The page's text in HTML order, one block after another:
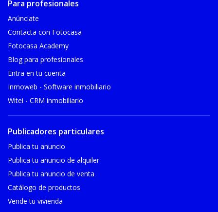
Para profesionales
Anúnciate
Contacta con Fotocasa
Fotocasa Academy
Blog para profesionales
Entra en tu cuenta
Inmoweb - Software inmobiliario
Witei - CRM inmobiliario
Publicadores particulares
Publica tu anuncio
Publica tu anuncio de alquiler
Publica tu anuncio de venta
Catálogo de productos
Vende tu vivienda